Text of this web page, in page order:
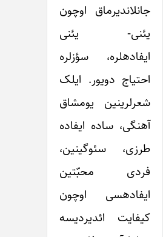
جانلاندیرماق اوچون
یئنی‎- یئنی
ایفاده‎لره، سؤزلره
احتیاج دویور. ایلک
شعرلری‎نین یومشاق
آهنگی، ساده ایفاده
طرزی، سئوگی‎نین،
فردی محبّتین
ایفاده‎سی اوچون
کیفایت ائدیردیسه